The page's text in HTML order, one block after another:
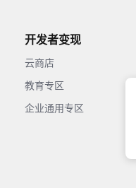
开发者变现
云商店
教育专区
企业通用专区